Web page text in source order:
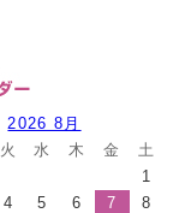
2026 8月
火 水 木 金
土
1
4 5 6 7
8